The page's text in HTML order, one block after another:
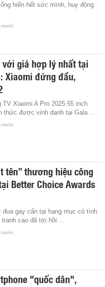
hiến hết sức mình, huy động
trước
giá hợp lý nhất tại
Xiaomi đứng đầu,
TV Xiaomi A Pro 2025 55 inch
thức được vinh danh tại Gala ...
trước
tên” thương hiệu công
Better Choice Awards
đua gay cấn tại hạng mục có tính
tranh cao đã tới hồi ...
trước
"quốc dân",